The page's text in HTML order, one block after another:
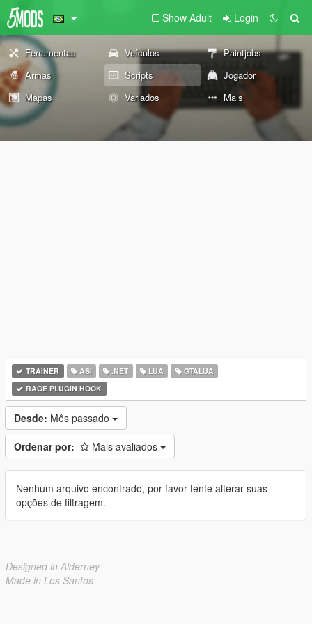
Show Adult Login
Ferramentas Veículos
Paintjobs
Armas
Scripts
Jogador
Mapas
Variados Mais
TRAINER ASI .NET LUA
GTALUA
RAGE PLUGIN HOOK
Desde: Mês passado
Ordenar por: Mais avaliados
Nenhum arquivo encontrado, por favor tente alterar suas
opções de filtragem.
Designed in Alderney
Made in Los Santos